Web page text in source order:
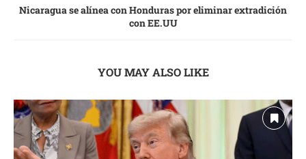
Nicaragua se alínea con Honduras por eliminar extradición
con EE.UU
YOU MAY ALSO LIKE